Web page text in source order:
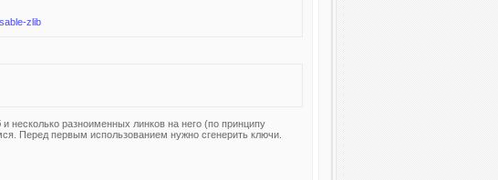
zlib
несколько разноименных линков на него (по принципу
Перед первым использованием нужно сгенерить ключи.